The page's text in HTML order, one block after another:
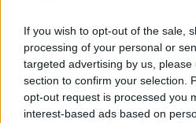
If you wish to opt-out of the sale,
processing of your personal or
targeted advertising by us,
section to confirm your selection.
opt-out request is processed you
interest-based ads based on
i tuoi video
Su
345 356 7512